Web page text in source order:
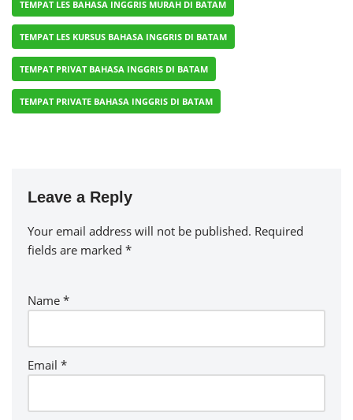
TEMPAT LES BAHASA INGGRIS MURAH DI BATAM
TEMPAT LES KURSUS BAHASA INGGRIS DI BATAM
TEMPAT PRIVAT BAHASA INGGRIS DI BATAM
TEMPAT PRIVATE BAHASA INGGRIS DI BATAM
Leave a Reply
Your email address will not be published. Required
fields are marked *
Name *
Email *